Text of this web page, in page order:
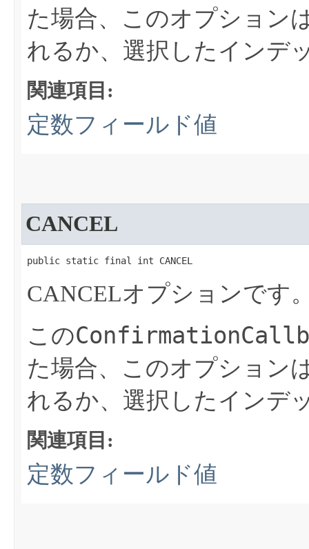
た場合、このオプション
れるか、選択したインデ
関連項目:
定数フィールド値
CANCEL
public static final int CANCEL
CANCELオプションです
この
た場合、このオプション
れるか、選択したインデ
関連項目:
定数フィールド値